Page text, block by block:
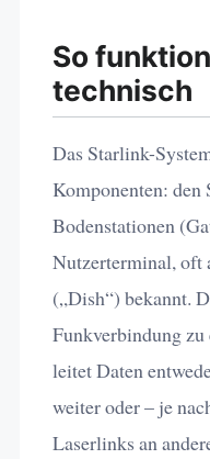
So
technisch
Das Starlink-
Komponenten:
Bodenstationen
Nutzerterminal, oft
(„Dish“) bekannt.
Funkverbindung
leitet Daten
weiter oder – je
Laserlinks an